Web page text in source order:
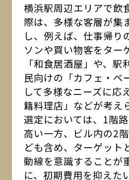
横浜駅周辺エリアで飲
際は、多様な客層が集
し、例えば、仕事帰り
ソンや買い物客をター
「和食居酒屋」や、駅
民向けの「カフェ・ベ
して多様なニーズに応
籍料理店」などが考え
選定においては、1階
高い一方、ビル内の2
ども含め、ターゲット
動線を意識することが
に、初期費用を抑えた